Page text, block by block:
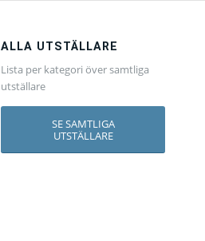
ALLA UTSTÄLLARE
Lista per kategori över samtliga
utställare
SE SAMTLIGA
UTSTÄLLARE